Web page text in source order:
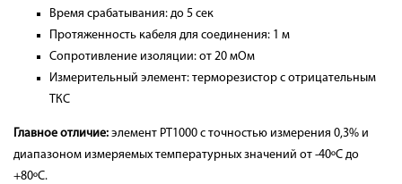
Время срабатывания: до 5 сек
Протяженность кабеля для соединения: 1 м
Сопротивление изоляции: от 20 мОм
Измерительный элемент: терморезистор с отрицательным
ТКС
Главное отличие: элемент PT1000 с точностью измерения 0,3% и
диапазоном измеряемых температурных значений от -40ºC до
+80ºC.